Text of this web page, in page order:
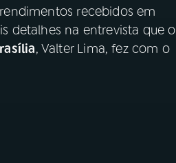
recebidos em
detalhes na entrevista que o
, Valter Lima, fez com o